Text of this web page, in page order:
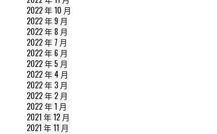
2022 年 10 月
2022 年 9 月
2022 年 8 月
2022 年 7 月
2022 年 6 月
2022 年 5 月
2022 年 4 月
2022 年 3 月
2022 年 2 月
2022 年 1 月
2021 年 12 月
2021 年 11 月